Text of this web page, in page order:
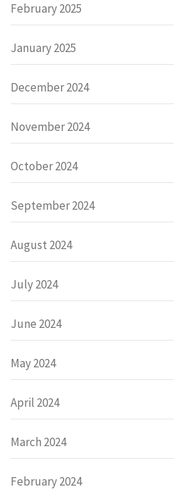
February 2025
January 2025
December 2024
November 2024
October 2024
September 2024
August 2024
July 2024
June 2024
May 2024
April 2024
March 2024
February 2024